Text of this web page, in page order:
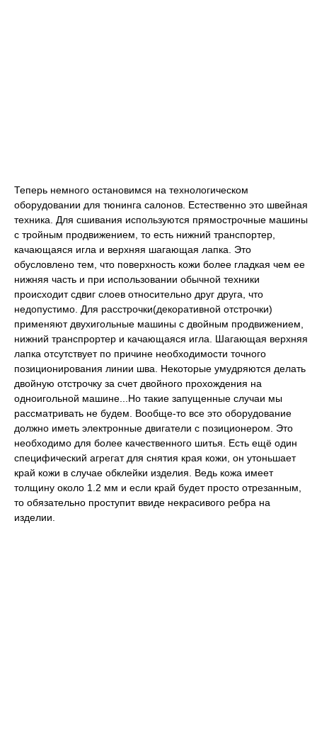
Теперь немного остановимся на технологическом
оборудовании для тюнинга салонов. Естественно это швейная
техника. Для сшивания используются прямострочные машины
с тройным продвижением, то есть нижний транспортер,
качающаяся игла и верхняя шагающая лапка. Это
обусловлено тем, что поверхность кожи более гладкая чем ее
нижняя часть и при использовании обычной техники
происходит сдвиг слоев относительно друг друга, что
недопустимо. Для расстрочки(декоративной отстрочки)
применяют двухигольные машины с двойным продвижением,
нижний транспрортер и качающаяся игла. Шагающая верхняя
лапка отсутствует по причине необходимости точного
позиционирования линии шва. Некоторые умудряются делать
двойную отстрочку за счет двойного прохождения на
одноигольной машине...Но такие запущенные случаи мы
рассматривать не будем. Вообще-то все это оборудование
должно иметь электронные двигатели с позиционером. Это
необходимо для более качественного шитья. Есть ещё один
специфический агрегат для снятия края кожи, он утоньшает
край кожи в случае обклейки изделия. Ведь кожа имеет
толщину около 1.2 мм и если край будет просто отрезанным,
то обязательно проступит ввиде некрасивого ребра на
изделии.